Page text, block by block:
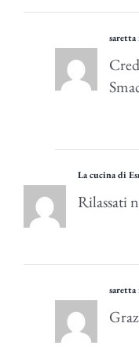
saretta
La cucina di
Rilassati
saretta